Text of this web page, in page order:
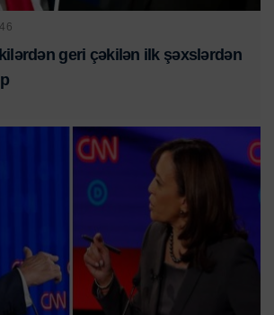
geri çəkilən ilk şəxslərdən